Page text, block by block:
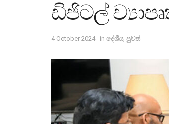
ඩිජිටල්
4 October 2024 in දේශීය, පුවත්